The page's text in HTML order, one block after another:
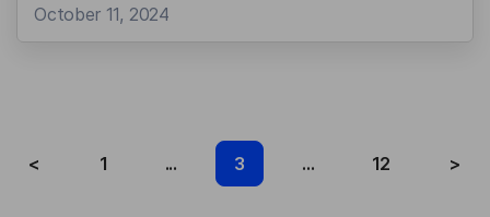
October 11, 2024
< 1 ... 3 ... 12 >